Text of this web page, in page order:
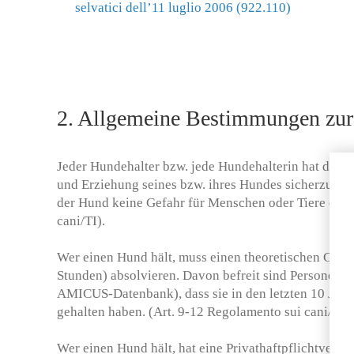
selvatici dell’11 luglio 2006 (922.110)
2. Allgemeine Bestimmungen
Jeder Hundehalter bzw. jede Hundehalterin hat die
und Erziehung seines bzw. ihres Hundes
der Hund keine Gefahr für Menschen oder Tiere
cani/TI).
Wer einen Hund hält, muss einen theoretischen
Stunden) absolvieren. Davon befreit sind Personen,
AMICUS-Datenbank), dass sie in den letzten 10
gehalten haben. (Art. 9-12 Regolamento sui cani/TI).
Wer einen Hund hält, hat eine